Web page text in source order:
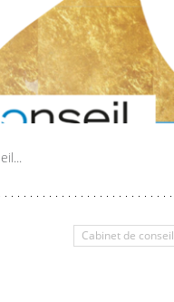
Cabinet de conseil